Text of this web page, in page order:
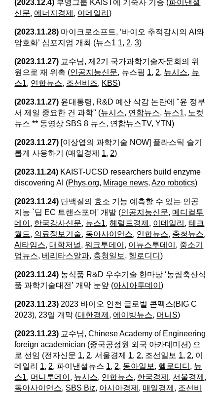
(2023.12.4) 부영그룹 KAIST에 기숙사 기증 (파이낸셜
신문, 에너지경제 , 이데일리)
(2023.11.28) 마이크로소프트, ‘바이오 추적감시의 AI와
암호화’ 심포지엄 개최 (뉴스1 1, 2,3)
(2023.11.27) 교수님, 제2기 국가과학기술자문회의 위
원으로 재 위촉 (인공지능신문, 뉴스핌 1, 2, 뉴시스, 뉴
스1, 연합뉴스, 조선비즈, KBS)
(2023.11.27) 윤대통령, R&D 예산 삭감 논란에 "윤 정부
서 제일 중요한 건 과학" (뉴시스, 연합뉴스, 뉴스1, 노컷
뉴스** 동영상 SBS 8 뉴스, 연합뉴스TV, YTN)
(2023.11.27) [이상엽의 과학기술 NOW] 플라스틱 슬기
롭게 사용하기 (매일경제 1, 2)
(2023.11.24) KAIST-UCSD researchers build enzyme
discovering AI (Phys.org, Mirage news,Azo robotics)
(2023.11.24) 단백질의 효소 기능 예측할 수 있는 인공
지능 `딥 EC 트랜스포머' 개발 (인공지능신문, 메디컬투
데이 , 한국강사신문, 뉴스1,헤럴드경제 , 이데일리 ,테크
월드, 의료정보기술, 동아사이언스, 연합뉴스, 충청뉴스,
AI타임스,대학저널,워크투데이 , 이뉴스투데이 , 중소기
업뉴스, 베리타스알파, 충청일보 , 헬로디디)
(2023.11.24) 농식품 R&D 우수기술 한마당 ‘농림축산식
품 과학기술대전’ 개막 눈앞 (아시아투데이)
(2023.11.23) 2023 바이오 인천 글로벌 콘펙스(BIG C
2023), 23일 개막 (대한경제 , 에이빙뉴스, 머니S)
(2023.11.23) 교수님, Chinese Academy of Engineering
foreign academician (중국공정원 외국 아카데미션) 으
로 선임 (전자신문 1, 2, 서울경제 1, 2, 조선일보 1, 2, 이
데일리 1, 2, 파이낸셜뉴스 1, 2, 동아일보 , 헬로디디 , 뉴
스1, 머니투데이 , 뉴시스, 연합뉴스, 한국경제 ,서울경제 ,
동아사이언스, SBS Biz, 아시아경제 , 매일경제 , 조선비